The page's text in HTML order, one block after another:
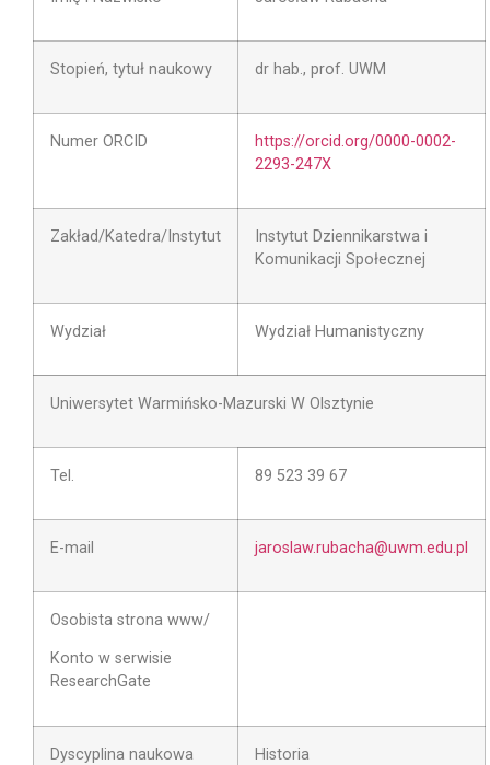
Stopień, tytuł naukowy dr hab., prof. UWM
Numer ORCID
https://orcid.org/0000-0002-
2293-247X
Zakład/Katedra/Instytut
Instytut Dziennikarstwa i
Komunikacji Społecznej
Wydział Wydział Humanistyczny
Uniwersytet Warmińsko-Mazurski W Olsztynie
Tel. 89 523 39 67
E-mail jaroslaw.rubacha@uwm.edu.pl
Osobista strona www/
Konto w serwisie
ResearchGate
Dyscyplina naukowa Historia